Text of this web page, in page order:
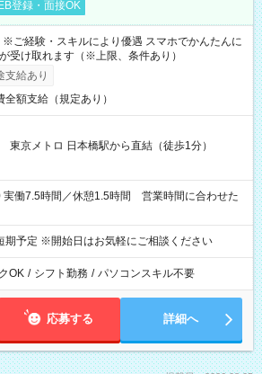
登録・面接OK
経験・スキルにより優遇 スマホでかんたんに
受け取れます（※上限、条件あり）
支給あり
全額支給（規定あり）
京メトロ 日本橋駅から直結（徒歩1分）
期予定 ※開始日はお気軽にご相談ください
OK / シフト勤務 / パソコンスキル不要
応募する 詳細へ